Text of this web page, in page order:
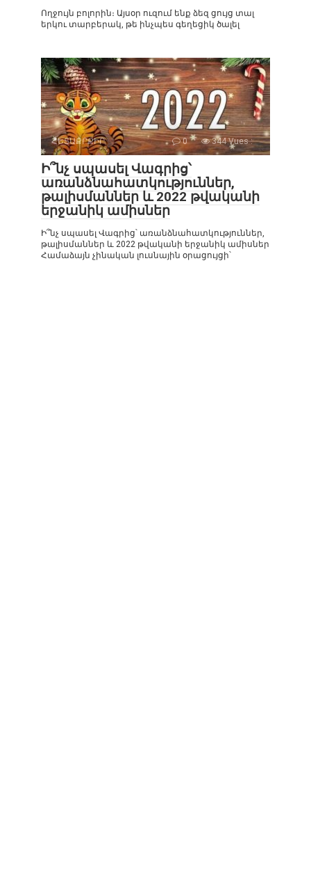
Ողջույն բոլորին։ Այսօր ուզում ենք ձեզ ցույց տալ
երկու տարբերակ, թե ինչպես գեղեցիկ ծալել
ՀԵՏԱՔՐՔԻՐ 0 344 Vues :
Ի՞նչ սպասել Վագրից՝
առանձնահատկություններ,
թալիսմաններ և 2022 թվականի
երջանիկ ամիսներ
Ի՞նչ սպասել Վագրից՝ առանձնահատկություններ,
թալիսմաններ և 2022 թվականի երջանիկ ամիսներ
Համաձայն չինական լուսնային օրացույցի՝